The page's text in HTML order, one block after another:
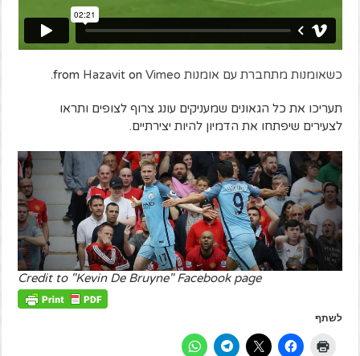
כשאומנות מתחברת עם אומנות Hazaviton Vimeo
.
תעריכו את כל הגאונים שמעניקים עונג צרוף לצופים ותראו
לצעירים שיפתחו את הדמיון להיות יצירתיים.
Credit to "Kevin De Bruyne" Facebook page
לשתף